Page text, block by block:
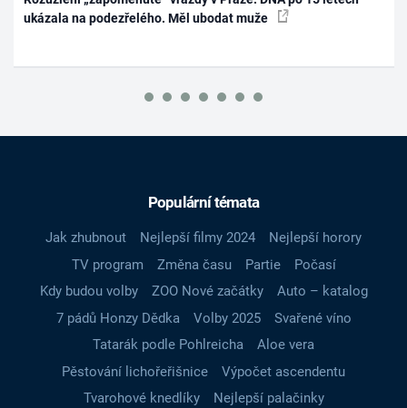
ukázala na podezřelého. Měl ubodat muže
Populární témata
Jak zhubnout Nejlepší filmy 2024
Nejlepší horory
TV program
Změna času Partie
Počasí
Kdy budou volby
ZOO Nové začátky
Auto – katalog
7 pádů Honzy Dědka
Volby 2025
Svařené víno
Tatarák podle Pohlreicha
Aloe vera
Pěstování lichořeřišnice
Výpočet ascendentu
Tvarohové knedlíky
Nejlepší palačinky